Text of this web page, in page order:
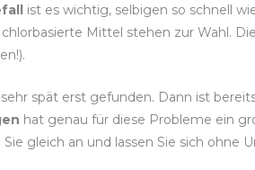
ist es wichtig, selbigen so schnell
Mittel stehen zur Wahl.
spät erst gefunden. Dann ist
hat genau für diese Probleme ein
gleich an und lassen Sie sich ohne